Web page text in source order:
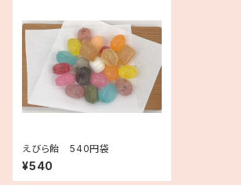
えびら飴 540円袋
¥540